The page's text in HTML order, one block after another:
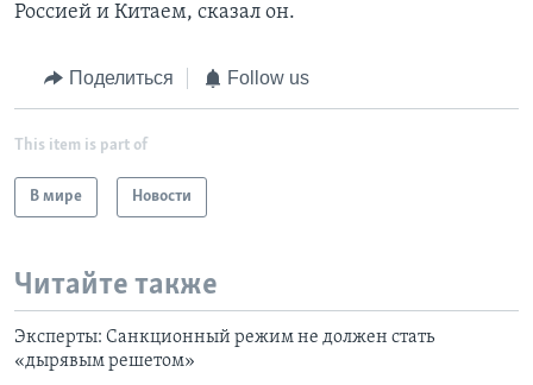
Россией и Китаем, сказал он.
Поделиться Follow us
This item is part of
В мире Новости
Читайте также
Эксперты: Санкционный режим не должен стать
«дырявым решетом»